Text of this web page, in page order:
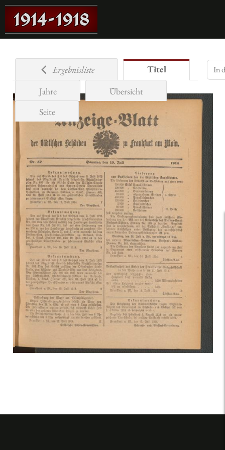
Ergebnisliste
Titel
Jahre
Übersicht
Seite